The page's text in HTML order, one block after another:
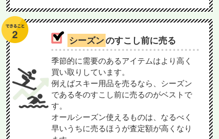
シーズンのすこし前に売る
季節的に需要のあるアイテムはより高く
買い取りしています。
例えばスキー用品を売るなら、シーズン
である冬のすこし前に売るのがベストで
す。
オールシーズン使えるものは、なるべく
早いうちに売るほうが査定額が高くなり